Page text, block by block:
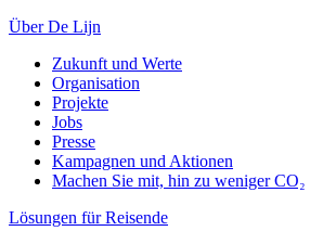
Über De Lijn
Zukunft und Werte
Organisation
Projekte
Jobs
Presse
Kampagnen und Aktionen
Machen Sie mit, hin zu weniger CO₂
Lösungen für Reisende